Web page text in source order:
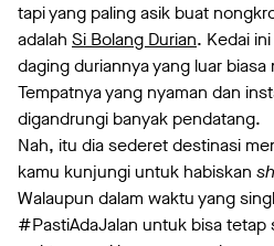
tapi yang paling asik buat
adalah Si Bolang Durian. Kedai
daging duriannya yang luar
Tempatnya yang nyaman dan
digandrungi banyak pendatang.
Nah, itu dia sederet destinasi
kamu kunjungi untuk habiskan
Walaupun dalam waktu yang
#PastiAdaJalan untuk bisa